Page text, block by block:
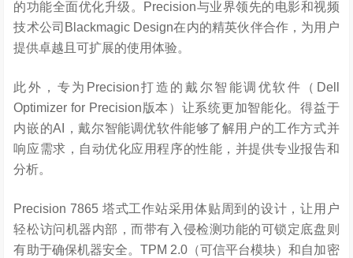
的功能全面优化升级。Precision与业界领先的电影和视频
技术公司Blackmagic Design在内的精英伙伴合作，为用户
提供卓越且可扩展的使用体验。
此外，专为Precision打造的戴尔智能调优软件（Dell
Optimizer for Precision版本）让系统更加智能化。得益于
内嵌的AI，戴尔智能调优软件能够了解用户的工作方式并
响应需求，自动优化应用程序的性能，并提供专业报告和
分析。
Precision 7865 塔式工作站采用体贴周到的设计，让用户
轻松访问机器内部，而带有入侵检测功能的可锁定底盘则
有助于确保机器安全。TPM 2.0（可信平台模块）和自加密